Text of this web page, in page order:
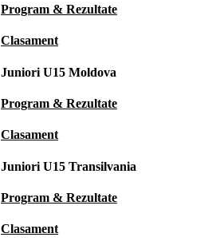
Program & Rezultate
Clasament
Juniori U15 Moldova
Program & Rezultate
Clasament
Juniori U15 Transilvania
Program & Rezultate
Clasament